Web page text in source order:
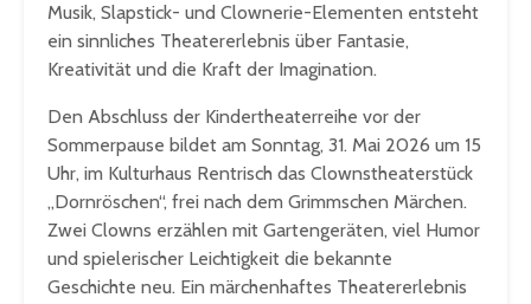
Musik, Slapstick- und Clownerie-Elementen entsteht
ein sinnliches Theatererlebnis über Fantasie,
Kreativität und die Kraft der Imagination.
Den Abschluss der Kindertheaterreihe vor der
Sommerpause bildet am Sonntag, 31. Mai 2026 um 15
Uhr, im Kulturhaus Rentrisch das Clownstheaterstück
„Dornröschen“, frei nach dem Grimmschen Märchen.
Zwei Clowns erzählen mit Gartengeräten, viel Humor
und spielerischer Leichtigkeit die bekannte
Geschichte neu. Ein märchenhaftes Theatererlebnis